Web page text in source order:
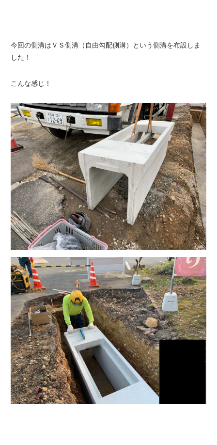
今回の側溝はＶＳ側溝（自由勾配側溝）という側溝を布設しま
した！
こんな感じ！